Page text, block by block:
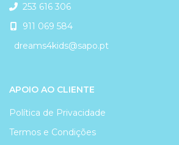
253 616 306
911 069 584
dreams4kids@sapo.pt
APOIO AO CLIENTE
Política de Privacidade
Termos e Condições